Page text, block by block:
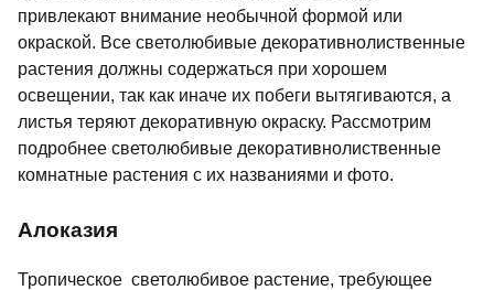
привлекают внимание необычной формой или
окраской. Все светолюбивые декоративнолиственные
растения должны содержаться при хорошем
освещении, так как иначе их побеги вытягиваются, а
листья теряют декоративную окраску. Рассмотрим
подробнее светолюбивые декоративнолиственные
комнатные растения с их названиями и фото.
Алоказия
Тропическое светолюбивое растение, требующее